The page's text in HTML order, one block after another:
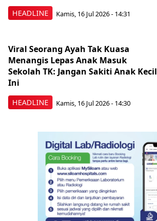
HEADLINE Kamis, 16 Jul 2026 - 14:31
HEADLINE
Viral Seorang Ayah Tak Kuasa
Menangis Lepas Anak Masuk
Sekolah TK: Jangan Sakiti Anak Kecil
Ini
Kamis, 16 Jul 2026 - 14:30